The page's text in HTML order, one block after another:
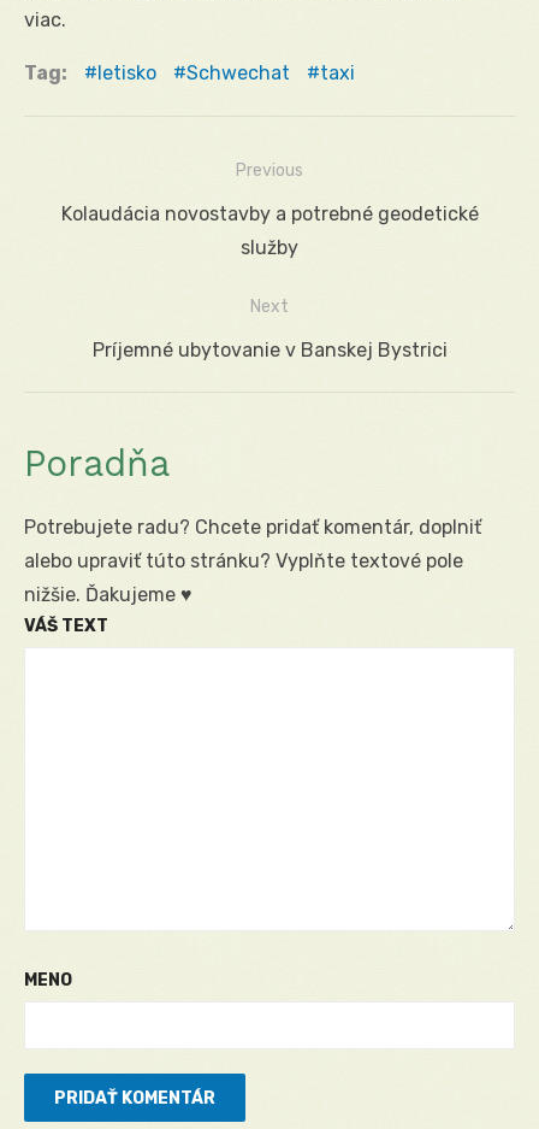
viac.
Tag: letisko Schwechat taxi
Navigácia
Previous
Previous
Kolaudácia novostavby a potrebné geodetické
služby
Next
Next
Príjemné ubytovanie v Banskej Bystrici
Poradňa
Potrebujete radu? Chcete pridať komentár, doplniť
alebo upraviť túto stránku? Vyplňte textové pole
nižšie. Ďakujeme ♥
VÁŠ TEXT
MENO